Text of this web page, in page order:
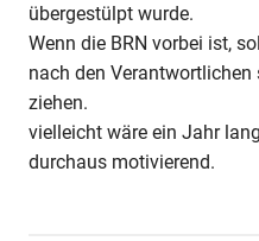
übergestülpt wurde.
Wenn die BRN vorbei ist,
nach den
ziehen.
vielleicht wäre ein Jahr
durchaus motivierend.